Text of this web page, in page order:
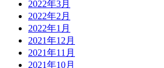
2022年3月
2022年2月
2022年1月
2021年12月
2021年11月
2021年10月